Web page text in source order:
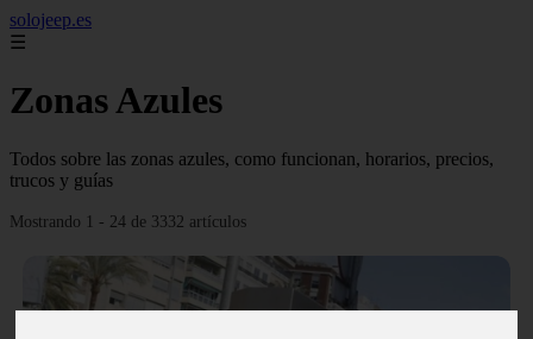
solojeep.es
☰
Zonas Azules
Todos sobre las zonas azules, como funcionan, horarios, precios,
trucos y guías
Mostrando 1 - 24 de 3332 artículos